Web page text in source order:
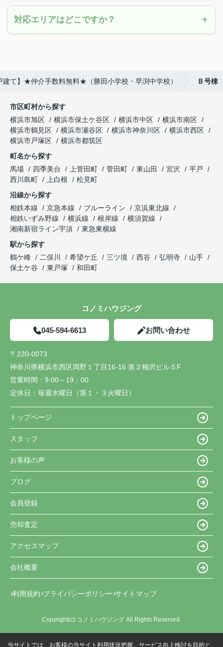
対応エリアはどこですか？
て】★仲介手数料無料★（勝田小学校・早渕中学校） Ｂ号棟
市区町村から探す
横浜市旭区
横浜市保土ケ谷区 横浜市中区
横浜市南区
横浜市鶴見区
横浜市瀬谷区 横浜市神奈川区
横浜市西区
横浜市戸塚区
横浜市都筑区
町名から探す
馬場
四季美台 上菅田町 菅田町 東山田 宮沢
平戸
西川島町
上白根
松見町
沿線から探す
相鉄本線
京急本線 ブルーライン
京浜東北線
相鉄いずみ野線
横浜線 根岸線
横須賀線
湘南新宿ライン宇須
東急東横線
駅から探す
鶴ケ峰
二俣川 希望ケ丘 三ツ境 西谷 弘明寺
山手
保土ケ谷
東戸塚 和田町
コノミハウジング
045-594-6613 お問い合わせ
〒220-0073
神奈川県横浜市西区岡野１丁目16-16 第２梅沢ビル５F
営業時間： 9:00～19：00
定休日： 毎週水曜日（第１・３火曜日）
トップページ
スタッフ
お客様の声
ブログ
会員登録
売却査定
アクセスマップ
会社概要
利用規約 プライバシーポリシー サイトマップ
Copyright(c) コノミハウジング All Rights Reserved.
当サイトでは、お客様の当サイト利用状況把握、サービス向上検討を目的と